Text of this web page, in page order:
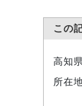
この
高知
所在地